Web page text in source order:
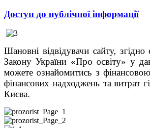
Доступ до публічної інформації
Шановні відвідувачи сайту, згідно
Закону України «Про освіту» у
можете ознайомитись з
фінансових надходжень та витрат
Києва.